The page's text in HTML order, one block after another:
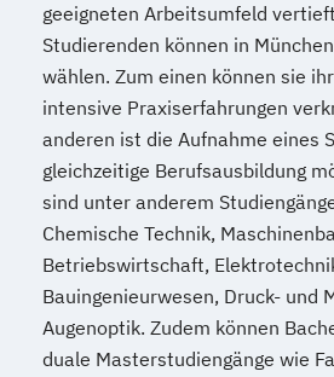
geeigneten Arbeitsumfeld
Studierenden können in
wählen. Zum einen können sie
intensive Praxiserfahrungen
anderen ist die Aufnahme eines
gleichzeitige Berufsausbildung
sind unter anderem
Chemische Technik,
Betriebswirtschaft,
Bauingenieurwesen, Druck- und
Augenoptik. Zudem können
duale Masterstudiengänge wie